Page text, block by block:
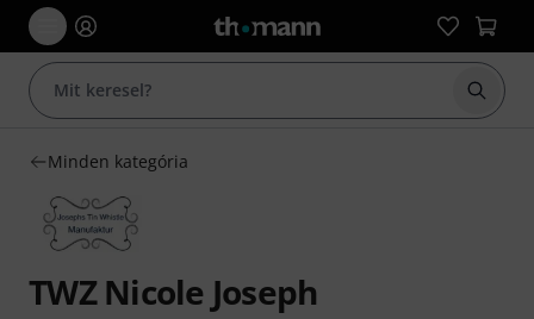
Minden kategória
TWZ Nicole Joseph